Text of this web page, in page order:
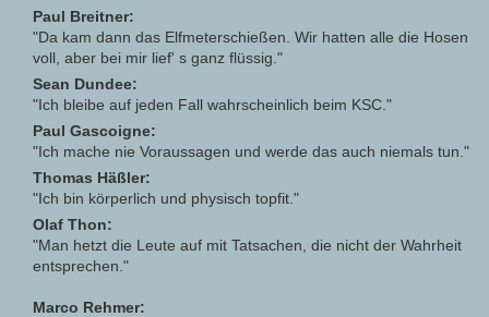
Paul Breitner:
"Da kam dann das Elfmeterschießen. Wir hatten alle die Hosen
voll, aber bei mir lief' s ganz flüssig."
Sean Dundee:
"Ich bleibe auf jeden Fall wahrscheinlich beim KSC."
Paul Gascoigne:
"Ich mache nie Voraussagen und werde das auch niemals tun."
Thomas Häßler:
"Ich bin körperlich und physisch topfit."
Olaf Thon:
"Man hetzt die Leute auf mit Tatsachen, die nicht der Wahrheit
entsprechen."
Marco Rehmer: